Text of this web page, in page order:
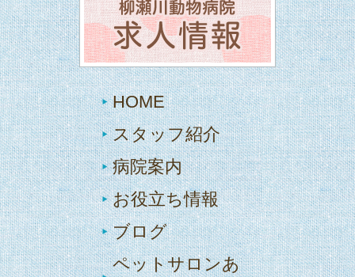
HOME
スタッフ紹介
病院案内
お役立ち情報
ブログ
ペットサロンあ